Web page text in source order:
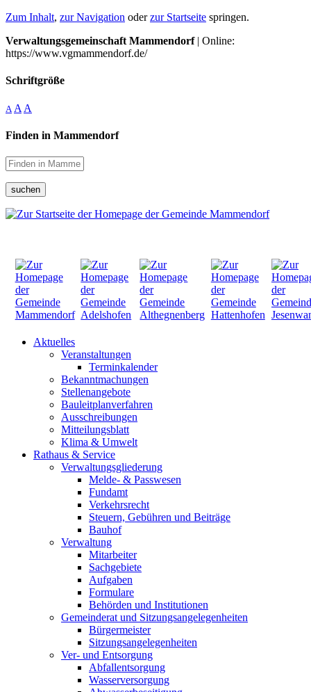
Zum Inhalt, zur Navigation oderzur Startseite springen.
Verwaltungsgemeinschaft Mammendorf| Online:
https://www.vgmammendorf.de/
Schriftgröße
A A A
Finden in Mammendorf
suchen
Aktuelles
Veranstaltungen
Terminkalender
Bekanntmachungen
Stellenangebote
Bauleitplanverfahren
Ausschreibungen
Mitteilungsblatt
Klima & Umwelt
Rathaus & Service
Verwaltungsgliederung
Melde- & Passwesen
Fundamt
Verkehrsrecht
Steuern, Gebühren und Beiträge
Bauhof
Verwaltung
Mitarbeiter
Sachgebiete
Aufgaben
Formulare
Behörden und Institutionen
Gemeinderat und Sitzungsangelegenheiten
Bürgermeister
Sitzungsangelegenheiten
Ver- und Entsorgung
Abfallentsorgung
Wasserversorgung